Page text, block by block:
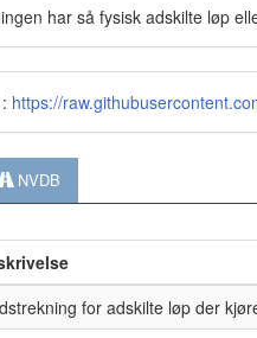
har så fysisk adskilte løp
https://
NVDB
for adskilte løp der